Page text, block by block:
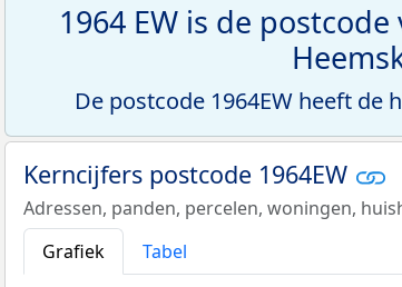
1964 EW is de postcode
De postcode 1964EW heeft de
Kerncijfers postcode 1964EW
Adressen, panden, percelen, woningen,
Grafiek
Tabel